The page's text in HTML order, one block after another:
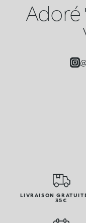
Adoré
LIVRAISON
35€